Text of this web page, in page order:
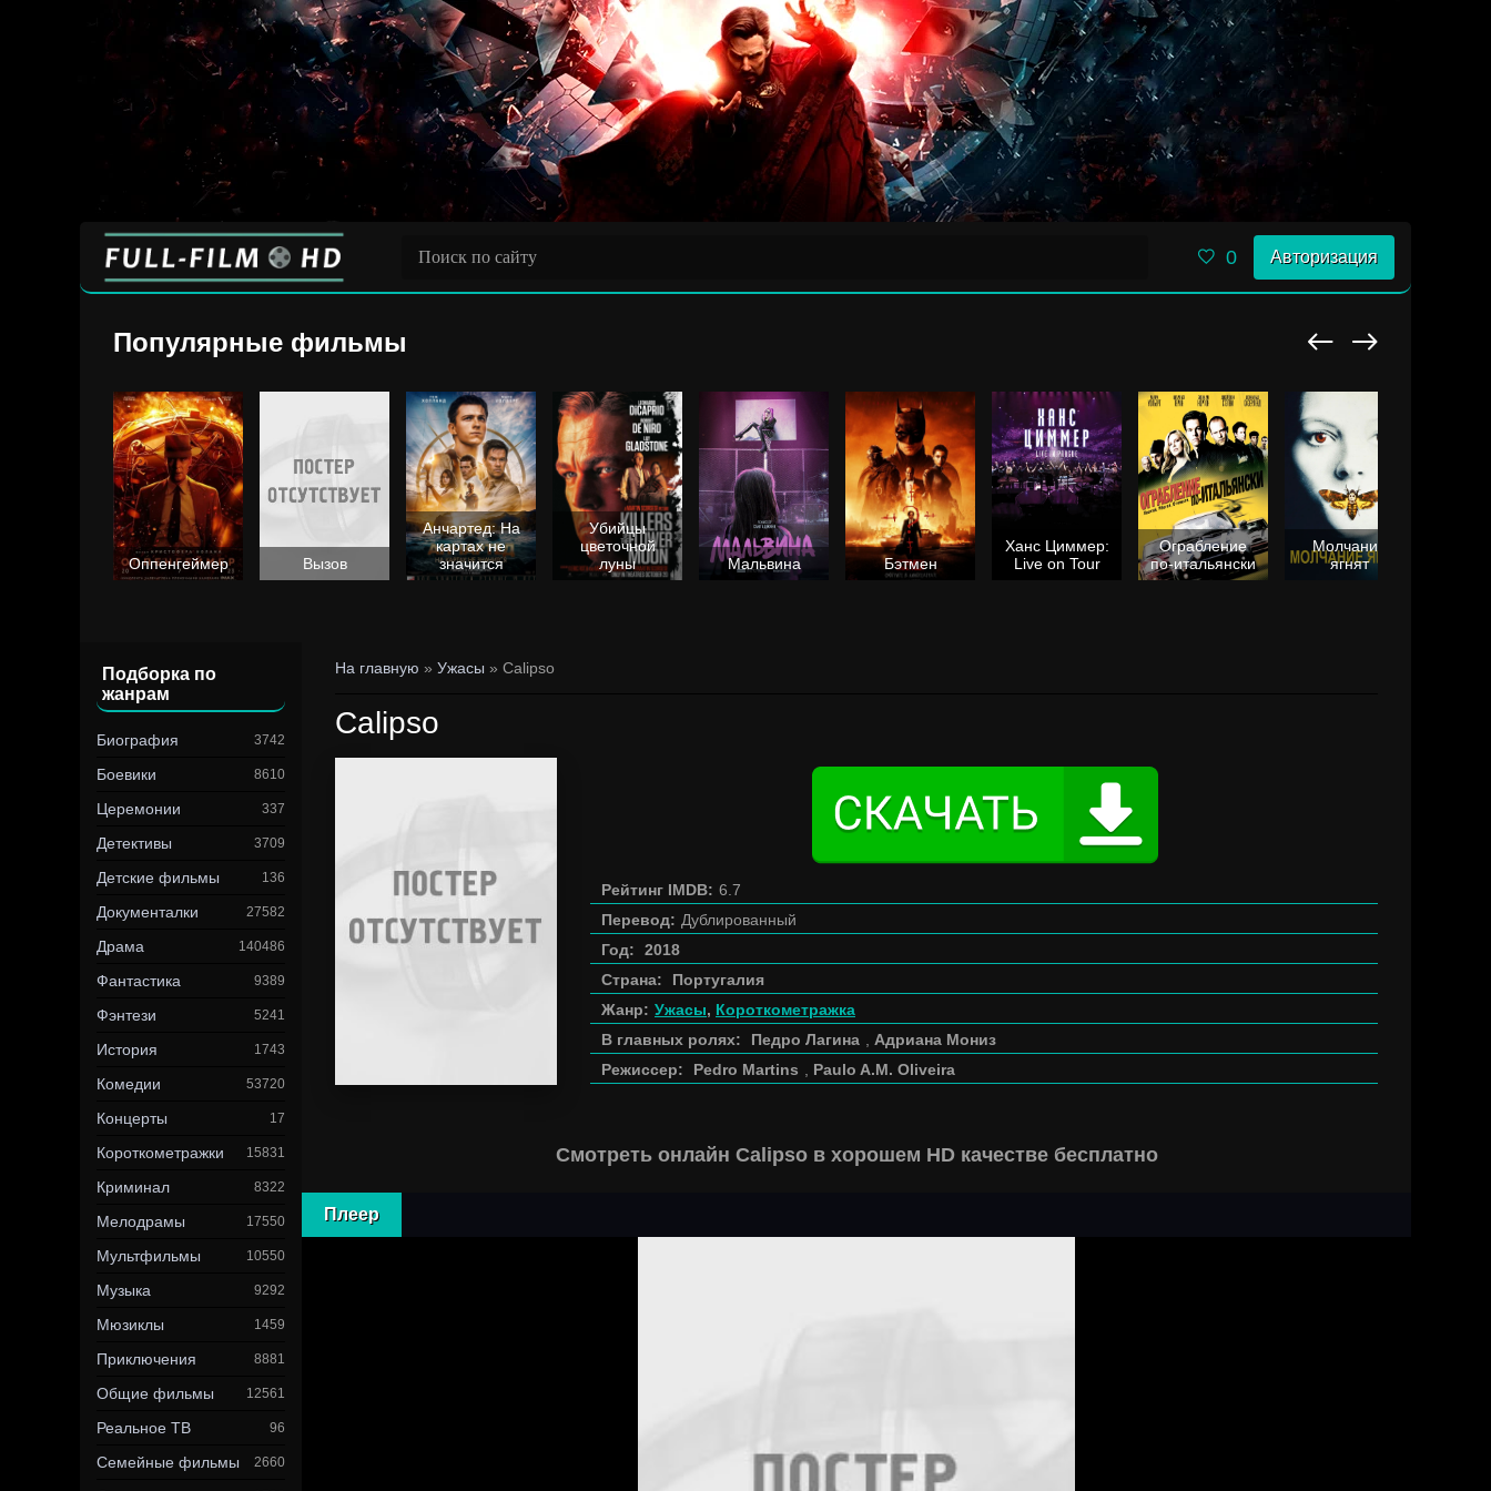
0 Авторизация
Популярные фильмы
Оппенгеймер Вызов
Анчартед: На
картах не
значится
Убийцы
цветочной
луны
Мальвина Бэтмен
Ханс Циммер:
Live on Tour
Ограбление
по-итальянски
Молчание
ягнят
Подборка по
жанрам
Биография 3742
Боевики 8610
Церемонии 337
Детективы 3709
Детские фильмы 136
Документалки 27582
Драма 140486
Фантастика 9389
Фэнтези 5241
История 1743
Комедии 53720
Концерты 17
Короткометражки 15831
Криминал 8322
Мелодрамы 17550
Мультфильмы 10550
Музыка 9292
Мюзиклы 1459
Приключения 8881
Общие фильмы 12561
Реальное ТВ 96
Семейные фильмы 2660
На главную » Ужасы » Calipso
Calipso
Рейтинг IMDB: 6.7
Перевод: Дублированный
Год:
2018
Страна:
Португалия
Жанр: Ужасы, Короткометражка
В главных ролях:
Педро Лагина
Адриана Мониз
Режиссер:
Pedro Martins Paulo A.M. Oliveira
Смотреть онлайн Calipso в хорошем HD качестве бесплатно
Плеер